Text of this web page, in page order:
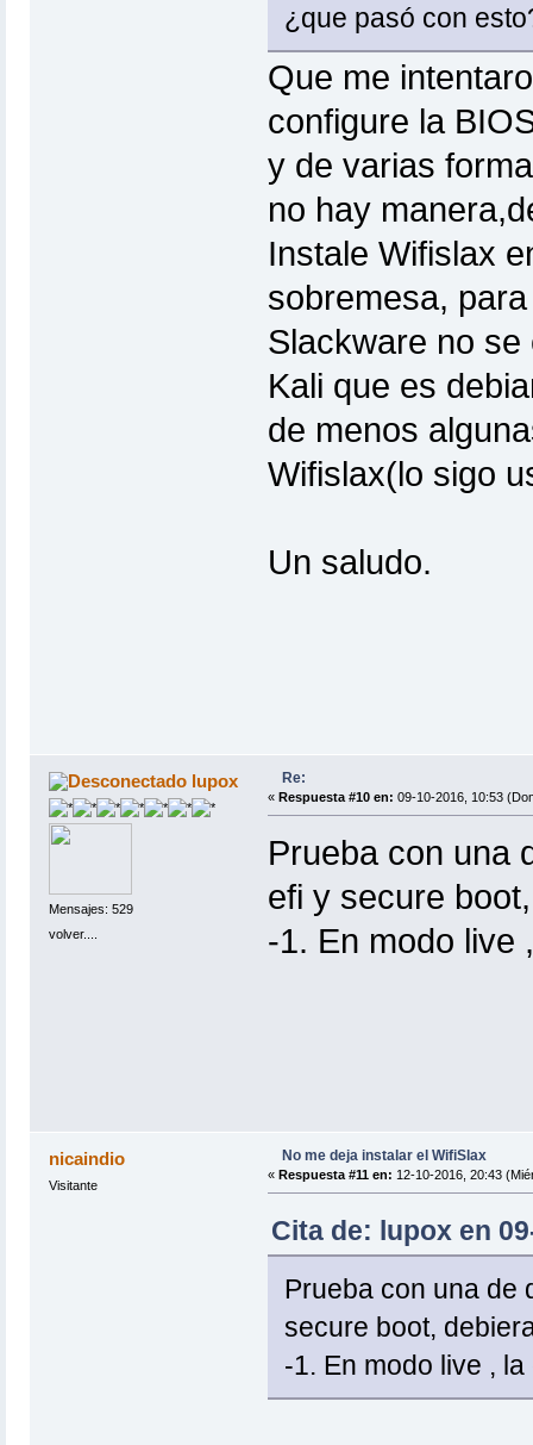
¿que pasó con
Que me
configure la
y de varias
no hay
Instale Wifislax
sobremesa,
Slackware no
Kali que es
de menos
Wifislax(lo sigo
Un saludo.
lupox
Mensajes: 529
volver....
Re:
« Respuesta #10 en: 09-10-2016, 10:53
Prueba con una
efi y secure
-1. En modo live
nicaindio
Visitante
No me deja instalar el WifiSlax
« Respuesta #11 en: 12-10-2016, 20:43
Cita de: lupox en
Prueba con una de
secure boot,
-1. En modo live ,